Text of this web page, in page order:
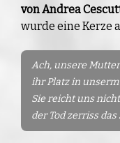
von Andrea
wurde eine Kerze
Ach, unsere
ihr Platz in
Sie reicht uns
der Tod zerriss